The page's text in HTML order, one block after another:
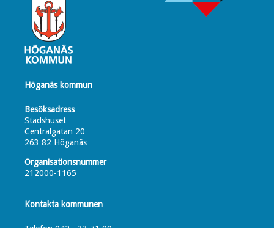
Höganäs kommun
Besöksadress
Stadshuset
Centralgatan 20
263 82 Höganäs
Organisationsnummer
212000-1165
Kontakta kommunen